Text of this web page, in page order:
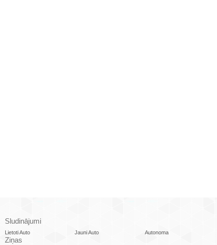
Sludinājumi
Lietoti Auto Jauni Auto Autonoma
Ziņas